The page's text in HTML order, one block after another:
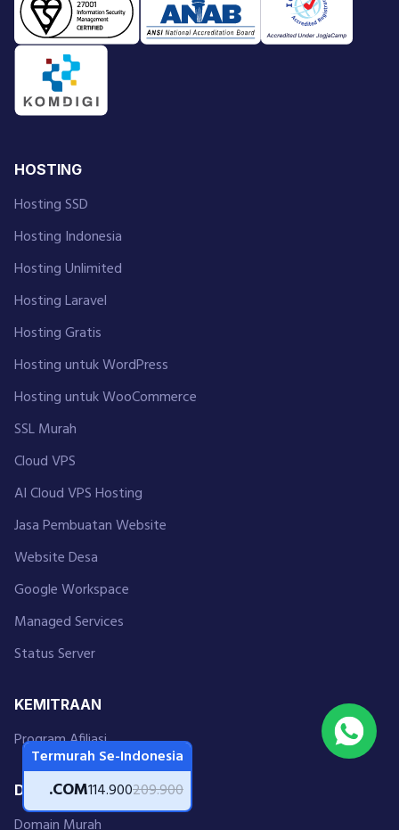
Termurah Se-Indonesia
.COM114.900209.900
HOSTING
Hosting SSD
Hosting Indonesia
Hosting Unlimited
Hosting Laravel
Hosting Gratis
Hosting untuk WordPress
Hosting untuk WooCommerce
SSL Murah
Cloud VPS
AI Cloud VPS Hosting
Jasa Pembuatan Website
Website Desa
Google Workspace
Managed Services
Status Server
KEMITRAAN
Program Afiliasi
DOMAIN
Domain Murah